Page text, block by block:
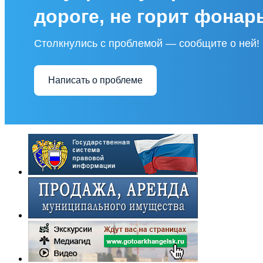
дороге, не горит
Столкнулись с проблемой — сообщите о ней!
Написать о проблеме